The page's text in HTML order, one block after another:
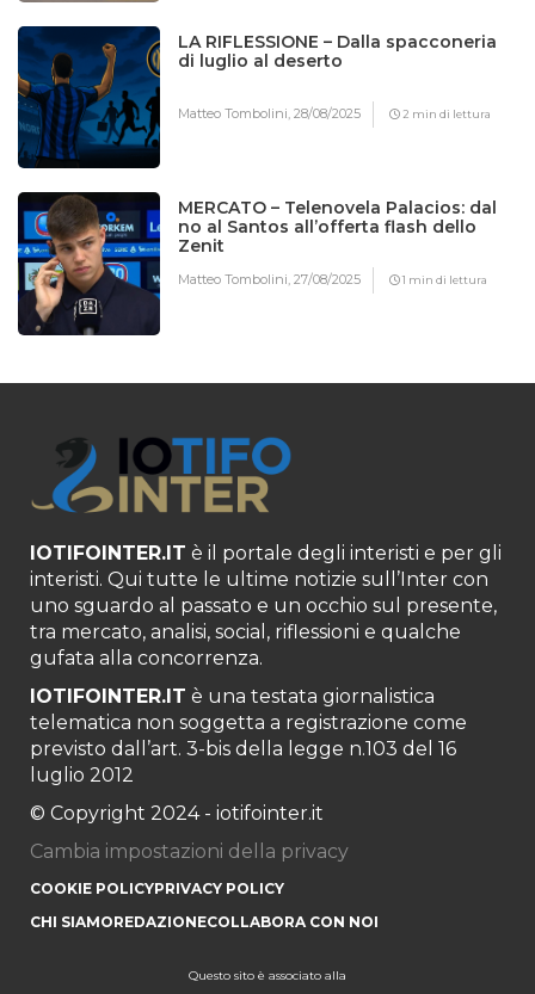
LA RIFLESSIONE – Dalla spacconeria
di luglio al deserto
Matteo Tombolini,28/08/2025 2 min di lettura
MERCATO – Telenovela Palacios: dal
no al Santos all’offerta flash dello
Zenit
Matteo Tombolini,27/08/2025 1 min di lettura
IOTIFOINTER.IT è il portale degli interisti e per gli
interisti. Qui tutte le ultime notizie sull’Inter con
uno sguardo al passato e un occhio sul presente,
tra mercato, analisi, social, riflessioni e qualche
gufata alla concorrenza.
IOTIFOINTER.IT è una testata giornalistica
telematica non soggetta a registrazione come
previsto dall’art. 3-bis della legge n.103 del 16
luglio 2012
© Copyright 2024 - iotifointer.it
Cambia impostazioni della privacy
COOKIE POLICYPRIVACY POLICY
CHI SIAMOREDAZIONECOLLABORA CON NOI
Questo sito è associato alla